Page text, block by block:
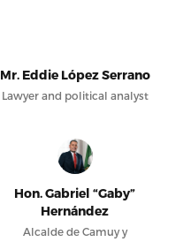
Mr. Eddie López Serrano
Lawyer and political analyst
Hon. Gabriel “Gaby”
Hernández
Alcalde de Camuy y